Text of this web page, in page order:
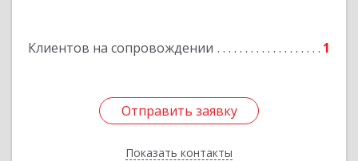
Клиентов на сопровождении 1
Отправить заявку
Показать контакты
Отправить заявку
Назад